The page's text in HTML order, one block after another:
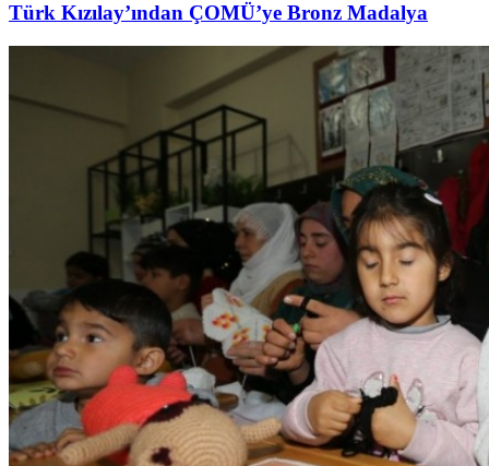
Türk Kızılay’ından ÇOMÜ’ye Bronz Madalya